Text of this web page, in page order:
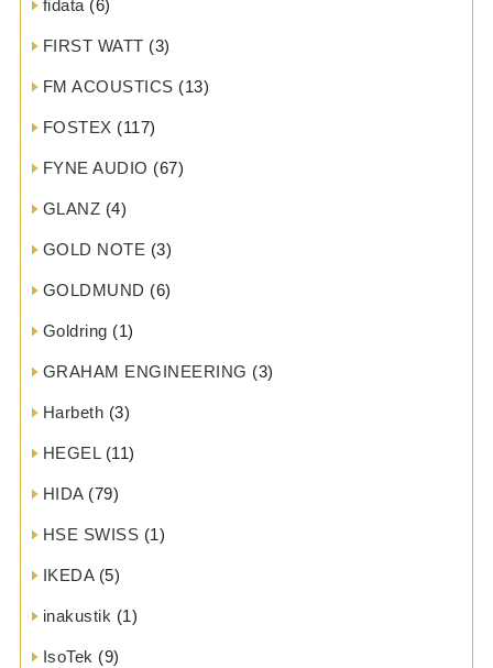
fidata(6)
FIRST WATT (3)
FM ACOUSTICS (13)
FOSTEX (117)
FYNE AUDIO (67)
GLANZ (4)
GOLD NOTE (3)
GOLDMUND (6)
Goldring (1)
GRAHAM ENGINEERING (3)
Harbeth (3)
HEGEL(11)
HIDA(79)
HSE SWISS (1)
IKEDA(5)
inakustik (1)
IsoTek (9)